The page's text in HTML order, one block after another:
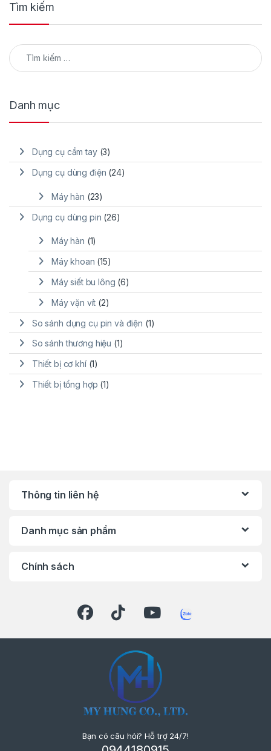
Tìm kiếm
Tìm kiếm cho:
Danh mục
Dụng cụ cầm tay(3)
Dụng cụ dùng điện (24)
Máy hàn (23)
Dụng cụ dùng pin (26)
Máy hàn (1)
Máy khoan (15)
Máy siết bu lông (6)
Máy vặn vít (2)
So sánh dụng cụ pin và điện (1)
So sánh thương hiệu (1)
Thiết bị cơ khí(1)
Thiết bị tổng hợp (1)
Thông tin liên hệ
Danh mục sản phẩm
Chính sách
Bạn có câu hỏi? Hỗ trợ 24/7!